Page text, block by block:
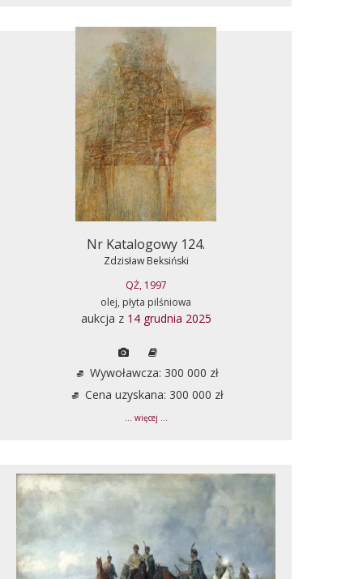
Nr Katalogowy 124.
Zdzisław Beksiński
QŻ, 1997
olej, płyta pilśniowa
aukcja z 14 grudnia 2025
Wywoławcza: 300 000 zł
Cena uzyskana: 300 000 zł
... więcej ...